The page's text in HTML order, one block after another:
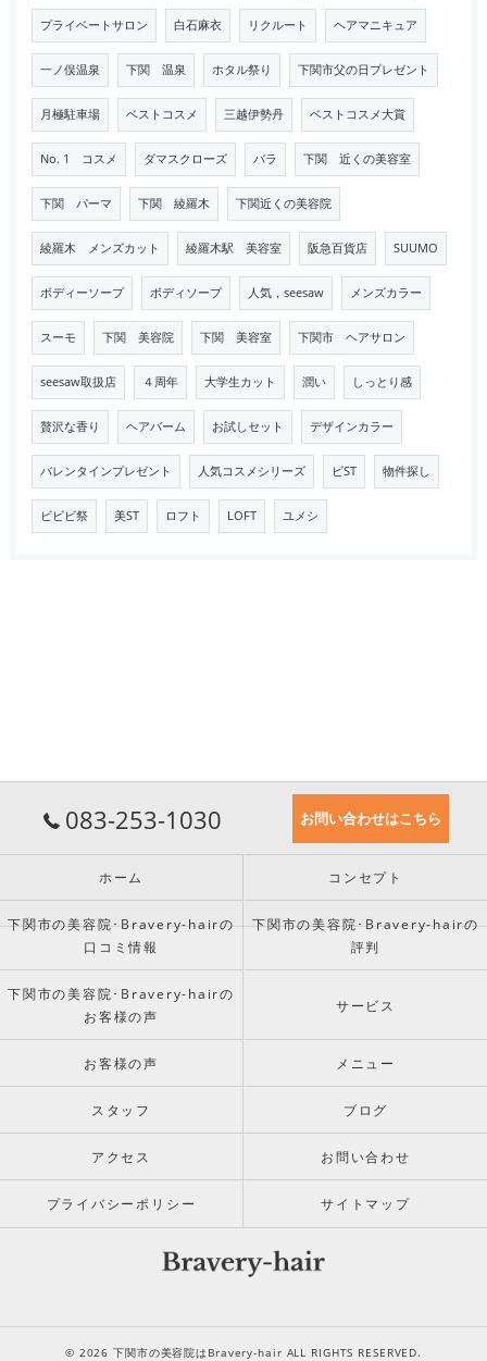
プライベートサロン 白石麻衣 リクルート ヘアマニキュア
一ノ俣温泉 下関 温泉 ホタル祭り 下関市父の日プレゼント
月極駐車場 ベストコスメ 三越伊勢丹 ベストコスメ大賞
No. 1 コスメ ダマスクローズ バラ 下関 近くの美容室
下関 パーマ 下関 綾羅木 下関近くの美容院
綾羅木 メンズカット 綾羅木駅 美容室 阪急百貨店 SUUMO
ボディーソープ ボディソープ 人気，seesaw メンズカラー
スーモ 下関 美容院 下関 美容室 下関市 ヘアサロン
seesaw取扱店 ４周年 大学生カット 潤い しっとり感
贅沢な香り ヘアバーム お試しセット デザインカラー
バレンタインプレゼント 人気コスメシリーズ ビST 物件探し
ビビビ祭 美ST ロフト LOFT ユメシ
083-253-1030 お問い合わせはこちら
ホーム コンセプト
下関市の美容院･Bravery-hairの
口コミ情報
下関市の美容院･Bravery-hairの
評判
下関市の美容院･Bravery-hairの
お客様の声
サービス
お客様の声 メニュー
スタッフ ブログ
アクセス お問い合わせ
プライバシーポリシー サイトマップ
© 2026 下関市の美容院はBravery-hair ALL RIGHTS RESERVED.